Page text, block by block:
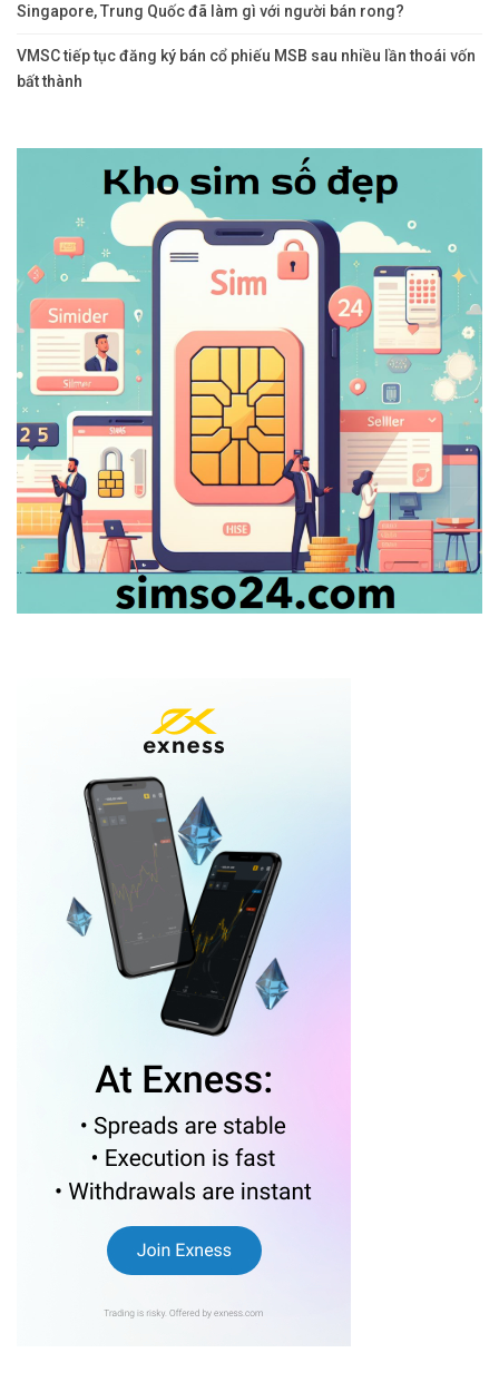
Singapore, Trung Quốc đã làm gì với người bán rong?
VMSC tiếp tục đăng ký bán cổ phiếu MSB sau nhiều lần thoái vốn
bất thành